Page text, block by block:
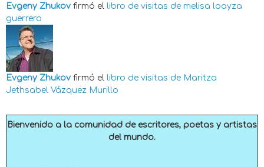
Evgeny Zhukov firmó el libro de visitas de melisa loayza
guerrero
Evgeny Zhukov firmó el libro de visitas de Maritza
Jethsabel Vázquez Murillo
Bienvenido a la comunidad de escritores, poetas y artistas
del mundo.